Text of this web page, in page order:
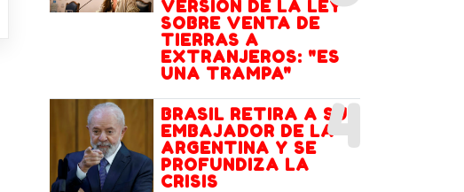
VERSIÓN DE LA LEY
SOBRE VENTA DE
TIERRAS A
EXTRANJEROS: "ES
UNA TRAMPA"
4
BRASIL RETIRA A SU
EMBAJADOR DE LA
ARGENTINA Y SE
PROFUNDIZA LA
CRISIS